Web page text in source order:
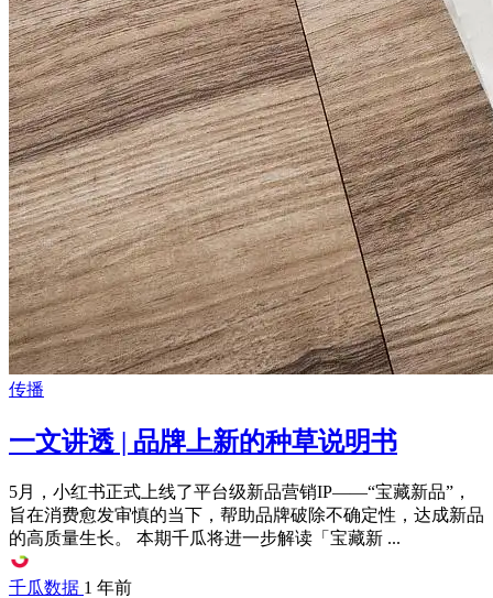
传播
一文讲透 | 品牌上新的种草说明书
5月，小红书正式上线了平台级新品营销IP——“宝藏新品”，
旨在消费愈发审慎的当下，帮助品牌破除不确定性，达成新品
的高质量生长。 本期千瓜将进一步解读「宝藏新 ...
千瓜数据 1 年前